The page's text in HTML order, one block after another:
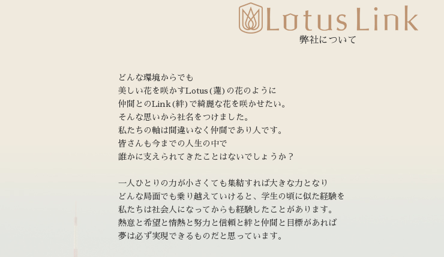
弊社について
どんな環境からでも
美しい花を咲かすLotus(蓮)の花のように
仲間とのLink(絆)で綺麗な花を咲かせたい。
そんな思いから社名をつけました。
私たちの軸は間違いなく仲間であり人です。
皆さんも今までの人生の中で
誰かに支えられてきたことはないでしょうか？
一人ひとりの力が小さくても集結すれば大きな力となり
どんな局面でも乗り越えていけると、学生の頃に似た経験を
私たちは社会人になってからも経験したことがあります。
熱意と希望と情熱と努力と信頼と絆と仲間と目標があれば
夢は必ず実現できるものだと思っています。